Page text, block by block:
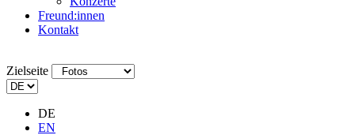
Freund:innen
Kontakt
Zielseite
DE
EN